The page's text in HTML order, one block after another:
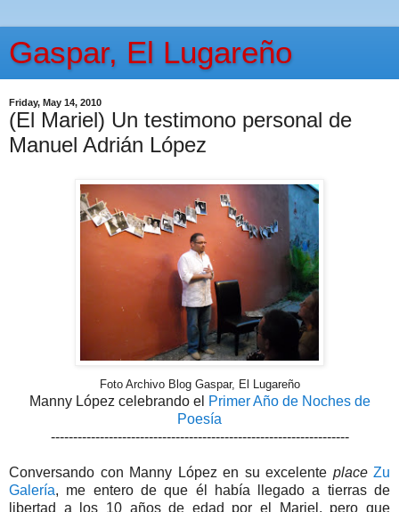
Gaspar, El Lugareño
Friday, May 14, 2010
(El Mariel) Un testimono personal de
Manuel Adrián López
Foto Archivo Blog Gaspar, El Lugareño
Manny López celebrando el Primer Año de Noches de
Poesía
-------------------------------------------------------------------
Conversando con Manny López en su excelente place Zu
Galería, me entero de que él había llegado a tierras de
libertad a los 10 años de edad por el Mariel, pero que